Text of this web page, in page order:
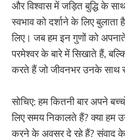
और विश्वास में जड़ित बुद्धि के
स्वभाव को दर्शाने के लिए
लिए। जब हम इन गुणों को
परमेश्वर के बारे में सिखाते हैं,
करते हैं जो जीवनभर उनके साथ
सोचिए: हम कितनी बार अपने
लिए समय निकालते हैं? क्या हम
करने के अवसर दे रहे हैं? संवाद के